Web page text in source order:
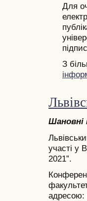
Для
З
Шановні
участі у
2021”.
адресою: